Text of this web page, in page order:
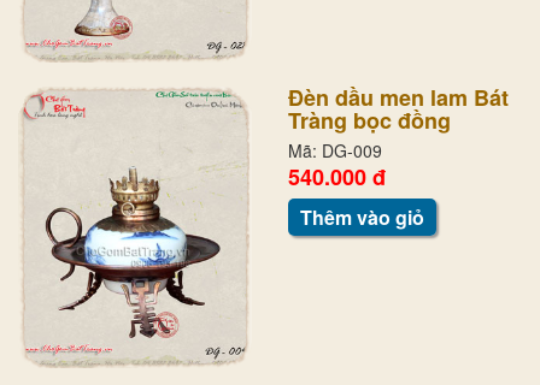
Đèn dầu men lam Bát
Tràng bọc đồng
Mã: DG-009
540.000 đ
Thêm vào giỏ